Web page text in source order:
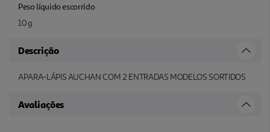
Peso líquido escorrido
10 g
Descrição
APARA-LÁPIS AUCHAN COM 2 ENTRADAS MODELOS SORTIDOS
Avaliações